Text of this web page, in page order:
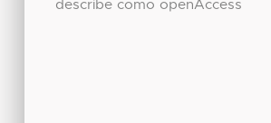
describe como openAccess